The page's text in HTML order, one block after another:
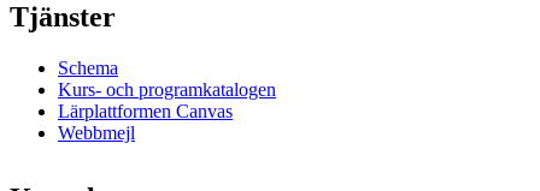
Tjänster
Schema
Kurs- och programkatalogen
Lärplattformen Canvas
Webbmejl